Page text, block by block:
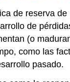
de reserva
de
(o
como las
pasado.